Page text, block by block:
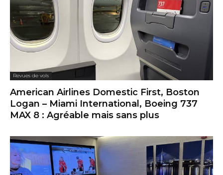
Revues de vols
American Airlines Domestic First, Boston
Logan – Miami International, Boeing 737
MAX 8 : Agréable mais sans plus